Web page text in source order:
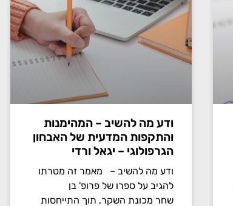
ודע מה להשיב – המהימנות
והתקפות המדעית של האבחון
הגרפולוגי – יגאל ורדי
ודע מה להשיב – מאמר זה מטרתו
להגיב על ספרו של פרופ' בן
שחר מכונת השקר, תוך התייחסות